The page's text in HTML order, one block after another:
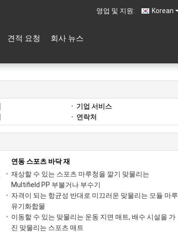
Korean
영업 및 지원:
견적 요청 회사 뉴스
기업 서비스
연락처
연동 스포츠 바닥 재
재상할 수 있는 스포츠 마루청을 깔기 맞물리는
Multifield PP 부불거나 부수기
자격이 되는 항균성 반대로 미끄러운 맞물리는 모듈 마루
유기화합물
이동할 수 있는 맞물리는 운동 지면 매트, 배수 시설을 가
진 맞물리는 스포츠 매트